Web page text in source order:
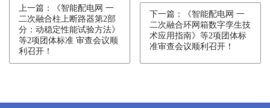
上一篇：《智能配电网 一
二次融合柱上断路器第2部
分：动稳定性能试验方法》
等2项团体标准 审查会议顺
利召开！
下一篇：《智能配电网 一
二次融合环网箱数字孪生技
术应用指南》等2项团体标
准审查会议顺利召开！